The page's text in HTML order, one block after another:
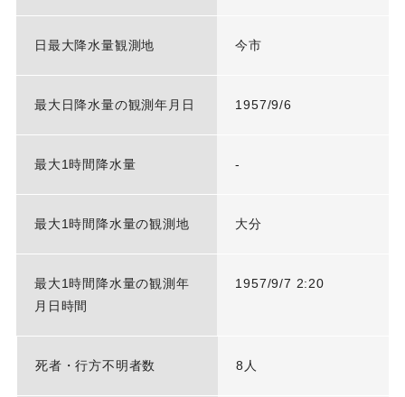
日最大降水量観測地 今市
最大日降水量の観測年月日 1957/9/6
最大1時間降水量 -
最大1時間降水量の観測地 大分
最大1時間降水量の観測年
月日時間
1957/9/7 2:20
死者・行方不明者数 8人